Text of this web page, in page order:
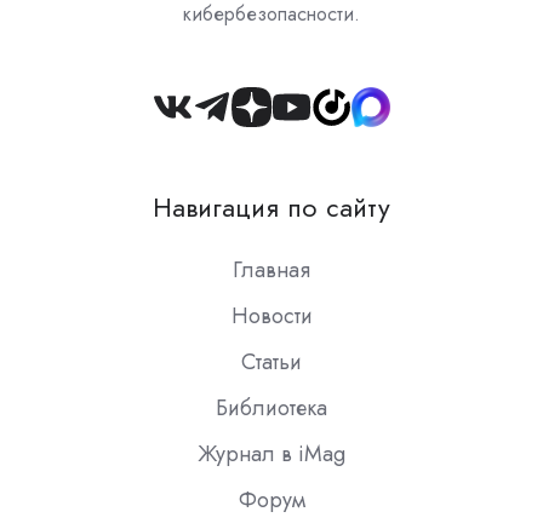
кибербезопасности.
Join
Slack
Навигация по сайту
Главная
Новости
Статьи
Библиотека
Журнал в iMag
Форум